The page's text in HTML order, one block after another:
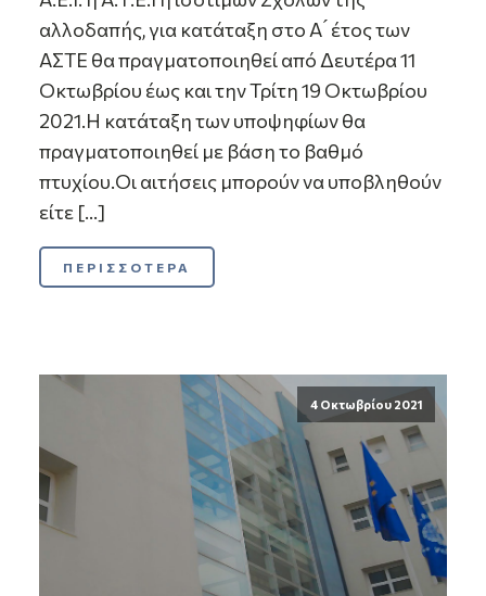
αλλοδαπής, για κατάταξη στο Α ́ έτος των
ΑΣΤΕ θα πραγματοποιηθεί από Δευτέρα 11
Οκτωβρίου έως και την Τρίτη 19 Οκτωβρίου
2021.Η κατάταξη των υποψηφίων θα
πραγματοποιηθεί με βάση το βαθμό
πτυχίου.Οι αιτήσεις μπορούν να υποβληθούν
είτε […]
ΠΕΡΙΣΣΟΤΕΡΑ
4 Οκτωβρίου 2021